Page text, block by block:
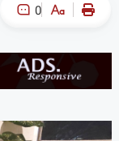
0
A- A+